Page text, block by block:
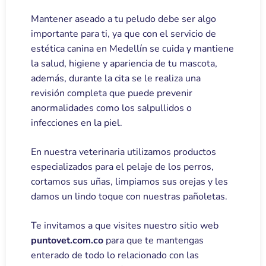
Mantener aseado a tu peludo debe ser algo
importante para ti, ya que con el servicio de
estética canina en Medellín se cuida y mantiene
la salud, higiene y apariencia de tu mascota,
además, durante la cita se le realiza una
revisión completa que puede prevenir
anormalidades como los salpullidos o
infecciones en la piel.
En nuestra veterinaria utilizamos productos
especializados para el pelaje de los perros,
cortamos sus uñas, limpiamos sus orejas y les
damos un lindo toque con nuestras pañoletas.
Te invitamos a que visites nuestro sitio web
puntovet.com.co para que te mantengas
enterado de todo lo relacionado con las